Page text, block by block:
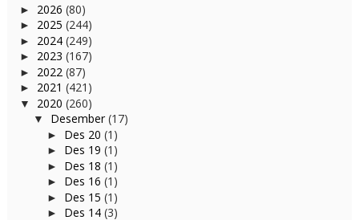
► 2026 (80)
► 2025 (244)
► 2024 (249)
► 2023 (167)
► 2022 (87)
► 2021 (421)
▼ 2020 (260)
▼ Desember(17)
► Des 20 (1)
► Des 19 (1)
► Des 18 (1)
► Des 16 (1)
► Des 15 (1)
► Des 14 (3)